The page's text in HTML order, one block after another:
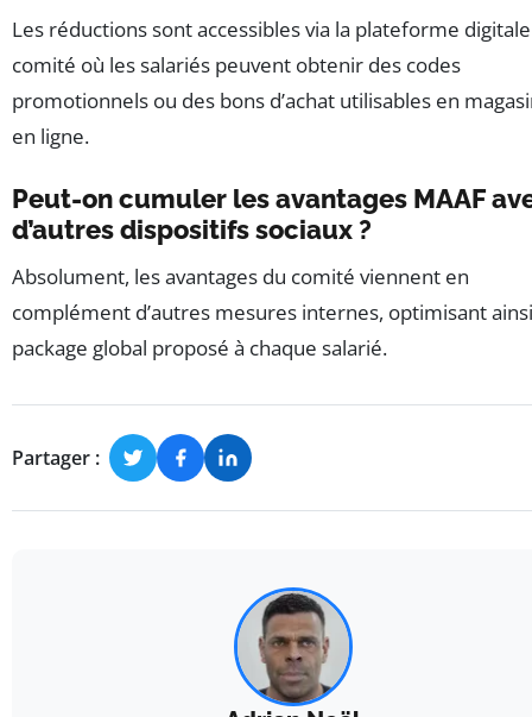
Les réductions sont accessibles via la plateforme
comité où les salariés peuvent obtenir des codes
promotionnels ou des bons d’achat utilisables en
en ligne.
Peut-on cumuler les avantages MAAF
d’autres dispositifs sociaux ?
Absolument, les avantages du comité viennent en
complément d’autres mesures internes, optimisant
package global proposé à chaque salarié.
Partager :